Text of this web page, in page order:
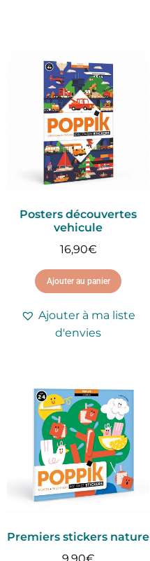
Posters découvertes
vehicule
16,90€
Ajouter au panier
Ajouter à ma liste
d'envies
Premiers stickers nature